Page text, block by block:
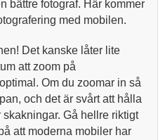
bättre fotograf. Här kommer
med mobilen.
Det kanske låter lite
att zoom på
Om du zoomar in så
och det är svårt att hålla
Gå hellre riktigt
att moderna mobiler har